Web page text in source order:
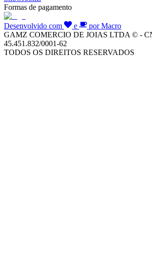
Formas de pagamento
Desenvolvido com e
por Macro
GAMZ COMERCIO DE JOIAS LTDA © -
45.451.832/0001-62
TODOS OS DIREITOS RESERVADOS